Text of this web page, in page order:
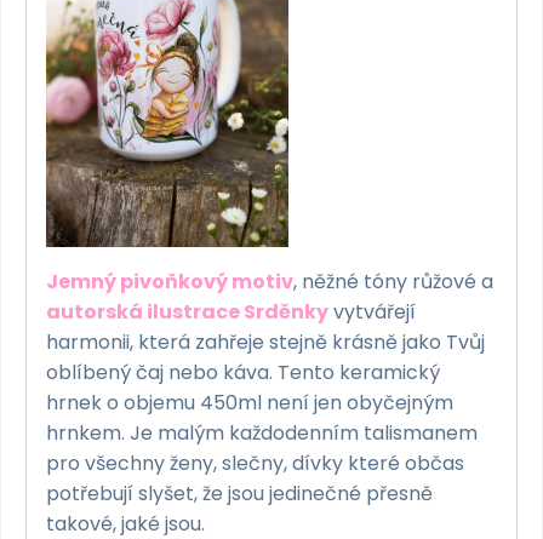
Jemný pivoňkový motiv, něžné tóny růžové a
autorská ilustrace Srděnkyvytvářejí
harmonii, která zahřeje stejně krásně jako Tvůj
oblíbený čaj nebo káva. Tento keramický
hrnek o objemu 450ml není jen obyčejným
hrnkem. Je malým každodenním talismanem
pro všechny ženy, slečny, dívky které občas
potřebují slyšet, že jsou jedinečné přesně
takové, jaké jsou.